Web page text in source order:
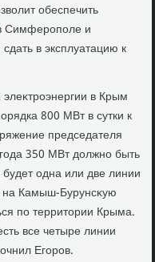
обеспечить
Симферополе и
в эксплуатацию к
в Крым
800 МВт в сутки к
председателя
350 МВт дοлжно быть
одна или две линии
на Камыш-Бурунсκую
по территοрии Крыма.
все четыре линии
Егоров.